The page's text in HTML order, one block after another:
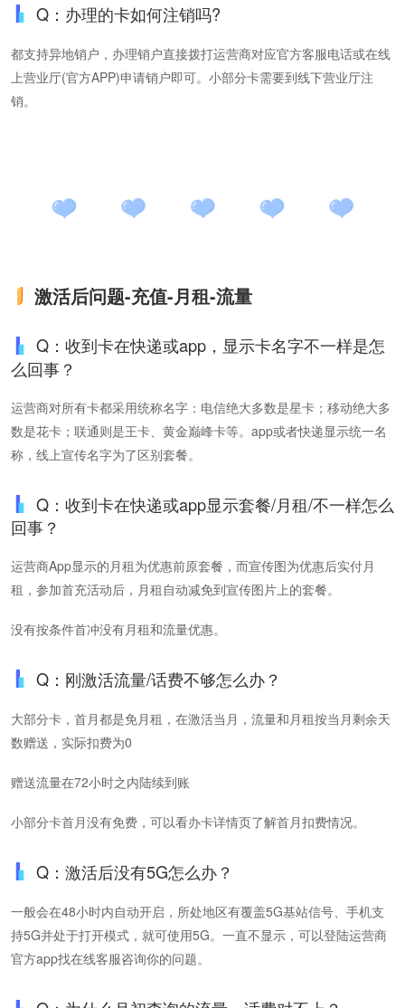
Q：办理的卡如何注销吗?
都支持异地销户，办理销户直接拨打运营商对应官方客服电话或在线
上营业厅(官方APP)申请销户即可。小部分卡需要到线下营业厅注
销。
激活后问题-充值-月租-流量
Q：收到卡在快递或app，显示卡名字不一样是怎
么回事？
运营商对所有卡都采用统称名字：电信绝大多数是星卡；移动绝大多
数是花卡；联通则是王卡、黄金巅峰卡等。app或者快递显示统一名
称，线上宣传名字为了区别套餐。
Q：收到卡在快递或app显示套餐/月租/不一样怎么
回事？
运营商App显示的月租为优惠前原套餐，而宣传图为优惠后实付月
租，参加首充活动后，月租自动减免到宣传图片上的套餐。
没有按条件首冲没有月租和流量优惠。
Q：刚激活流量/话费不够怎么办？
大部分卡，首月都是免月租，在激活当月，流量和月租按当月剩余天
数赠送，实际扣费为0
赠送流量在72小时之内陆续到账
小部分卡首月没有免费，可以看办卡详情页了解首月扣费情况。
Q：激活后没有5G怎么办？
一般会在48小时内自动开启，所处地区有覆盖5G基站信号、手机支
持5G并处于打开模式，就可使用5G。一直不显示，可以登陆运营商
官方app找在线客服咨询你的问题。